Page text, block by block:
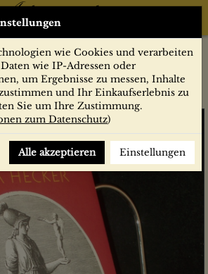
wie Cookies und verarbeiten
wie IP-Adressen oder
um Ergebnisse zu messen, Inhalte
und Ihr Einkaufserlebnis zu
Sie um Ihre Zustimmung.
zum Datenschutz)
Alle akzeptieren Einstellungen
: Der Lebensroman Johann
/ Jutta Hecker